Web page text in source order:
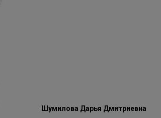
Шумилова Дарья Дмитриевна